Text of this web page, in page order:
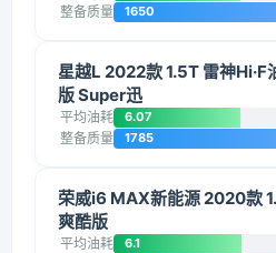
整备质量 1650
星越L 2022款 1.5T 雷神Hi·F
版 Super迅
平均油耗 6.07
整备质量 1785
荣威i6 MAX新能源 2020款
爽酷版
平均油耗 6.1